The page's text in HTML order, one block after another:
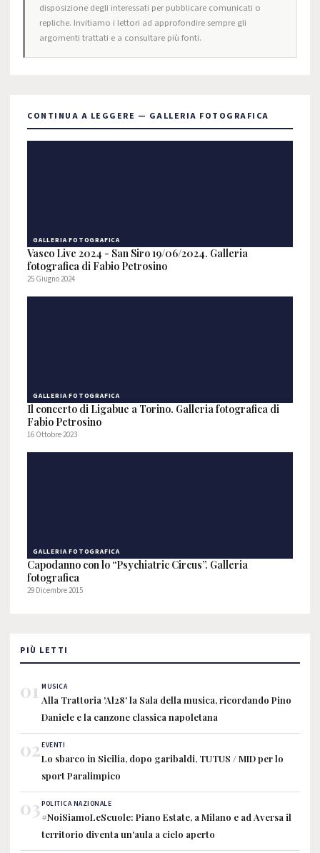
disposizione degli interessati per pubblicare comunicati o
repliche. Invitiamo i lettori ad approfondire sempre gli
argomenti trattati e a consultare più fonti.
CONTINUA A LEGGERE — GALLERIA FOTOGRAFICA
GALLERIA FOTOGRAFICA
Vasco Live 2024 - San Siro 19/06/2024. Galleria
fotografica di Fabio Petrosino
25 Giugno 2024
GALLERIA FOTOGRAFICA
Il concerto di Ligabue a Torino. Galleria fotografica di
Fabio Petrosino
16 Ottobre 2023
GALLERIA FOTOGRAFICA
Capodanno con lo “Psychiatric Circus”. Galleria
fotografica
29 Dicembre 2015
PIÙ LETTI
01 MUSICA
Alla Trattoria 'Al28' la Sala della musica, ricordando Pino
Daniele e la canzone classica napoletana
02EVENTI
Lo sbarco in Sicilia, dopo garibaldi, TUTUS / MID per lo
sport Paralimpico
03POLITICA NAZIONALE
#NoiSiamoLeScuole: Piano Estate, a Milano e ad Aversa il
territorio diventa un'aula a cielo aperto